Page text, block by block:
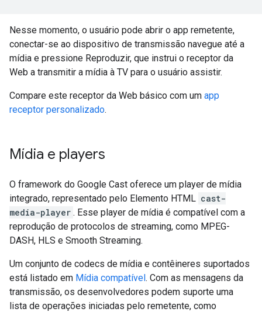
Nesse momento, o usuário pode abrir o app remetente,
conectar-se ao dispositivo de transmissão navegue até a
mídia e pressione Reproduzir, que instrui o receptor da
Web a transmitir a mídia à TV para o usuário assistir.
Compare este receptor da Web básico com um app
receptor personalizado.
Mídia e players
O framework do Google Cast oferece um player de mídia
integrado, representado pelo Elemento HTML cast-
media-player . Esse player de mídia é compatível com a
reprodução de protocolos de streaming, como MPEG-
DASH, HLS e Smooth Streaming.
Um conjunto de codecs de mídia e contêineres suportados
está listado em Mídia compatível. Com as mensagens da
transmissão, os desenvolvedores podem suporte uma
lista de operações iniciadas pelo remetente, como